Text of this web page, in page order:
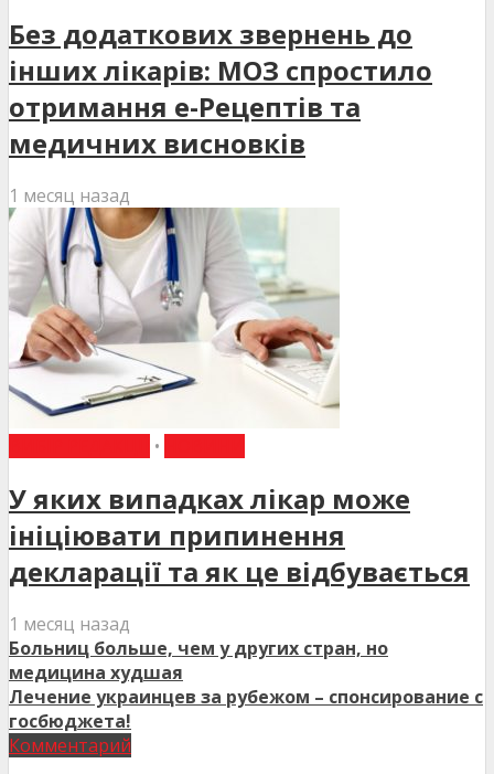
Без додаткових звернень до
інших лікарів: МОЗ спростило
отримання е-Рецептів та
медичних висновків
1 месяц назад
•
У яких випадках лікар може
ініціювати припинення
декларації та як це відбувається
1 месяц назад
Больниц больше, чем у других стран, но
медицина худшая
Лечение украинцев за рубежом – спонсирование с
госбюджета!
Комментарий